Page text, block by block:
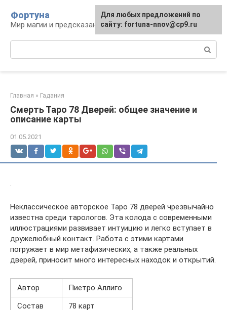
контенту
Фортуна
Мир магии и предсказаний
Главная » Гадания
Смерть Таро 78 Дверей: общее значение и
описание карты
01.05.2021
.
Неклассическое авторское Таро 78 дверей чрезвычайно
известна среди тарологов. Эта колода с современными
иллюстрациями развивает интуицию и легко вступает в
дружелюбный контакт. Работа с этими картами
погружает в мир метафизических, а также реальных
дверей, приносит много интересных находок и открытий.
Автор
Пиетро Аллиго
Состав
78 карт
Для любых предложений по
сайту: fortuna-nnov@cp9.ru